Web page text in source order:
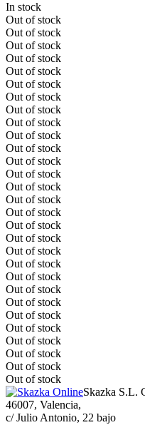
In stock
Out of stock
Out of stock
Out of stock
Out of stock
Out of stock
Out of stock
Out of stock
Out of stock
Out of stock
Out of stock
Out of stock
Out of stock
Out of stock
Out of stock
Out of stock
Out of stock
Out of stock
Out of stock
Out of stock
Out of stock
Out of stock
Out of stock
Out of stock
Out of stock
Out of stock
Out of stock
Out of stock
Out of stock
Out of stock
Skazka S.L.
46007, Valencia,
c/ Julio Antonio, 22 bajo